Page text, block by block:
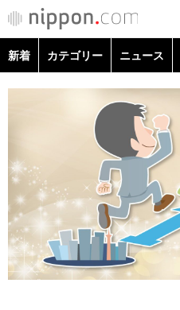
政治・外交
経済・ビジネス
ニュース
トップ
In-depth
新着 カテゴリー ニュース
政治・外交
経済・ビジネス
国際・海外
社会
文化